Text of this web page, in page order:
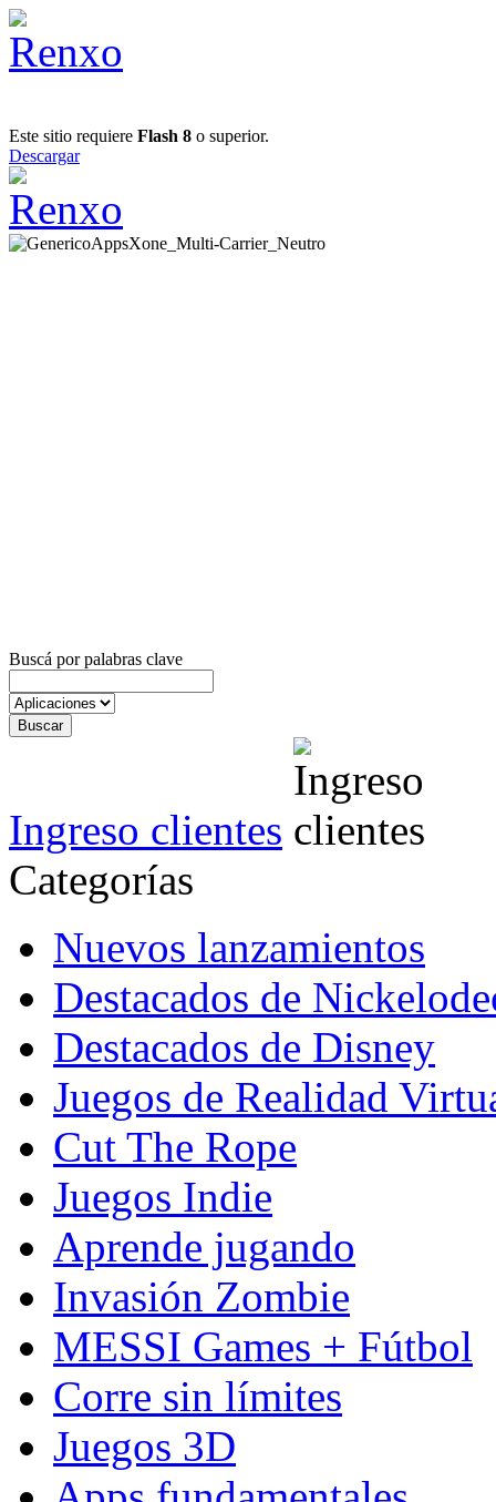
Este sitio requiere Flash 8 o superior.
Descargar
Buscá por palabras clave
Ingreso clientes
Categorías
Nuevos lanzamientos
Destacados de
Destacados de Disney
Juegos de Realidad
Cut The Rope
Juegos Indie
Aprende jugando
Invasión Zombie
MESSI Games + Fútbol
Corre sin límites
Juegos 3D